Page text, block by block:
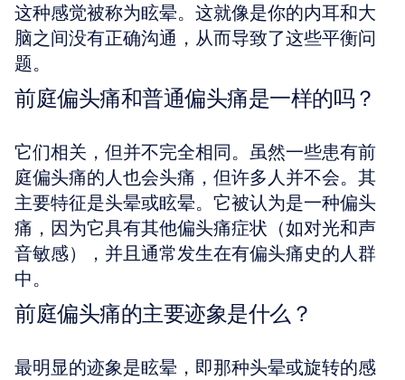
这种感觉被称为眩晕。这就像是你的内耳和大
脑之间没有正确沟通，从而导致了这些平衡问
题。
前庭偏头痛和普通偏头痛是一样的吗？
它们相关，但并不完全相同。虽然一些患有前
庭偏头痛的人也会头痛，但许多人并不会。其
主要特征是头晕或眩晕。它被认为是一种偏头
痛，因为它具有其他偏头痛症状（如对光和声
音敏感），并且通常发生在有偏头痛史的人群
中。
前庭偏头痛的主要迹象是什么？
最明显的迹象是眩晕，即那种头晕或旋转的感